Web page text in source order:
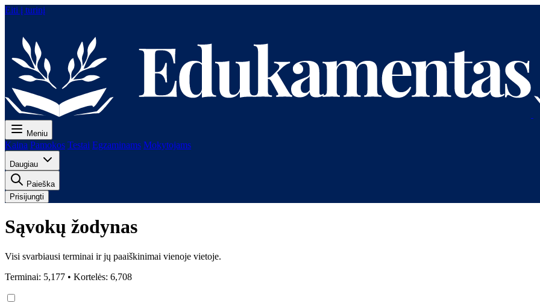
Eiti į turinį
Meniu
Kaina Pamokos Testai Egzaminams Mokytojams
Daugiau
Paieška
Prisijungti
Sąvokų žodynas
Visi svarbiausi terminai ir jų paaiškinimai vienoje vietoje.
Terminai: 5,177 • Kortelės: 6,708